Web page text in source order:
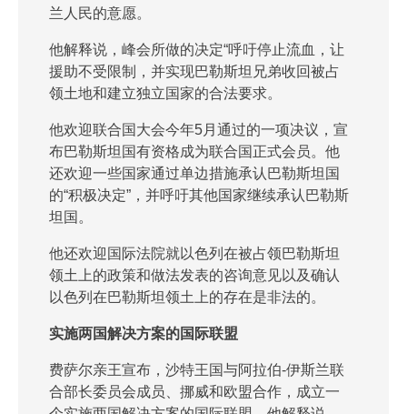
兰人民的意愿。
他解释说，峰会所做的决定“呼吁停止流血，让
援助不受限制，并实现巴勒斯坦兄弟收回被占
领土地和建立独立国家的合法要求。
他欢迎联合国大会今年5月通过的一项决议，宣
布巴勒斯坦国有资格成为联合国正式会员。他
还欢迎一些国家通过单边措施承认巴勒斯坦国
的“积极决定”，并呼吁其他国家继续承认巴勒斯
坦国。
他还欢迎国际法院就以色列在被占领巴勒斯坦
领土上的政策和做法发表的咨询意见以及确认
以色列在巴勒斯坦领土上的存在是非法的。
实施两国解决方案的国际联盟
费萨尔亲王宣布，沙特王国与阿拉伯-伊斯兰联
合部长委员会成员、挪威和欧盟合作，成立一